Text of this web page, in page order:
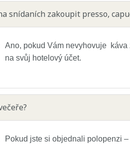
snídaních zakoupit presso,
Ano, pokud Vám nevyhovuje
na svůj hotelový účet.
Pokud jste si objednali polopenzi